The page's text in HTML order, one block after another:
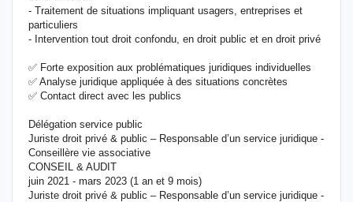
- Traitement de situations impliquant usagers, entreprises et
particuliers
- Intervention tout droit confondu, en droit public et en droit privé
✅ Forte exposition aux problématiques juridiques individuelles
✅ Analyse juridique appliquée à des situations concrètes
✅ Contact direct avec les publics
Délégation service public
Juriste droit privé & public – Responsable d’un service juridique -
Conseillère vie associative
CONSEIL & AUDIT
juin 2021 - mars 2023 (1 an et 9 mois)
Juriste droit privé & public – Responsable d’un service juridique -